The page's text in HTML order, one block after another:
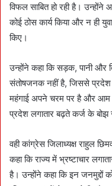
विफल साबित हो रही है। उन्होंने
कोई ठोस कार्य किया और न ही
किए।
उन्होंने कहा कि सड़क, पानी और
संतोषजनक नहीं है, जिससे प्रदेश
महंगाई अपने चरम पर है और आम
प्रदेश लगातार बढ़ते कर्ज के
वही कांग्रेस जिलाध्यक्ष राहुल
कहा कि राज्य में भ्रष्टाचार
है। उन्होंने कहा कि इन जनमुद्दों